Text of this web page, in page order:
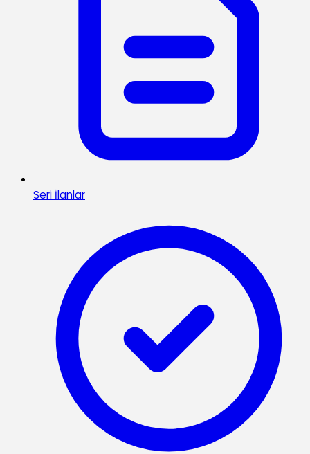
Seri İlanlar